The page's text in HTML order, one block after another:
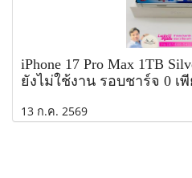
iPhone 17 Pro Max 1TB
ยังไม่ใช้งาน รอบชาร์จ 0 เพี
13 ก.ค. 2569